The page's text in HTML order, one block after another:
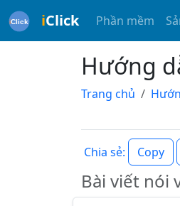
iClick Phần mềm
Hướng
Trang chủ
Chia sẻ: Copy
Bài viết nói